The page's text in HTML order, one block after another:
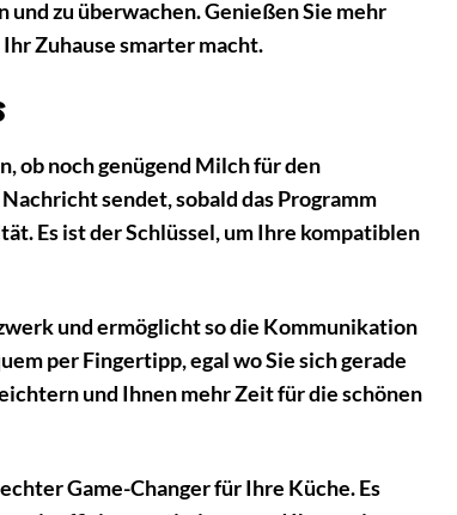
zu überwachen. Genießen Sie mehr
Zuhause smarter macht.
ob noch genügend Milch für den
sendet, sobald das Programm
Es ist der Schlüssel, um Ihre kompatiblen
und ermöglicht so die Kommunikation
per Fingertipp, egal wo Sie sich gerade
und Ihnen mehr Zeit für die schönen
Game-Changer für Ihre Küche. Es